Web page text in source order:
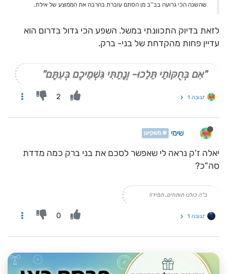
שהשנה הכי גרועה בב''ב מן הסתם עוברת בהרבה את הממוצע של אילת.
לזאת בדיוק התכוונתי במשל. השפע הכי גדול בדרום הוא
עדיין פחות מהקדחת של בני- ברק.
"אִם בְּחֻקּוֹתַי תֵּלֵכוּ- וְנָתַתִּי גִּשְׁמֵיכֶם בְּעִתָּם"
תגובה 1 2
שימי ❄️ משקיען
יאלה ז'ק נראה לי שאפשר לסכם את בני ברק כמה מדדת
סה"כ?
ב"ה כולנו תותחים, תמיד!!
תגובה 1 0